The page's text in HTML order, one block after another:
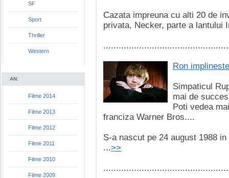
SF
Sport
Thriller
Western
AN:
Filme 2014
Filme 2013
Filme 2012
Filme 2011
Filme 2010
Filme 2009
Cazata impreuna cu alti 20 de
privata, Necker, parte a lantului
Ron
Simpaticul
mai de
Poti vedea
franciza Warner Bros....
S-a nascut pe 24 august 1988
...>>